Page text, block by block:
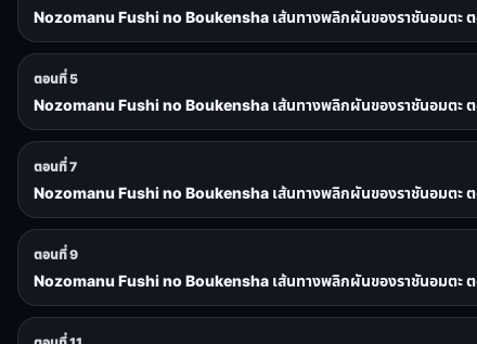
Nozomanu Fushi no Boukensha เส้นทางพลิกผันของราชันอมตะ
ตอนที่ 5
Nozomanu Fushi no Boukensha เส้นทางพลิกผันของราชันอมตะ
ตอนที่ 7
Nozomanu Fushi no Boukensha เส้นทางพลิกผันของราชันอมตะ
ตอนที่ 9
Nozomanu Fushi no Boukensha เส้นทางพลิกผันของราชันอมตะ